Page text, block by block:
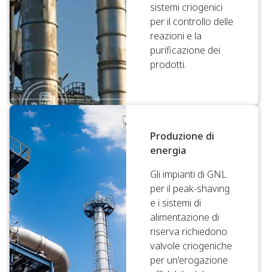
sistemi criogenici
per il controllo delle
reazioni e la
purificazione dei
prodotti.
Produzione di
energia
Gli impianti di GNL
per il peak-shaving
e i sistemi di
alimentazione di
riserva richiedono
valvole criogeniche
per un'erogazione